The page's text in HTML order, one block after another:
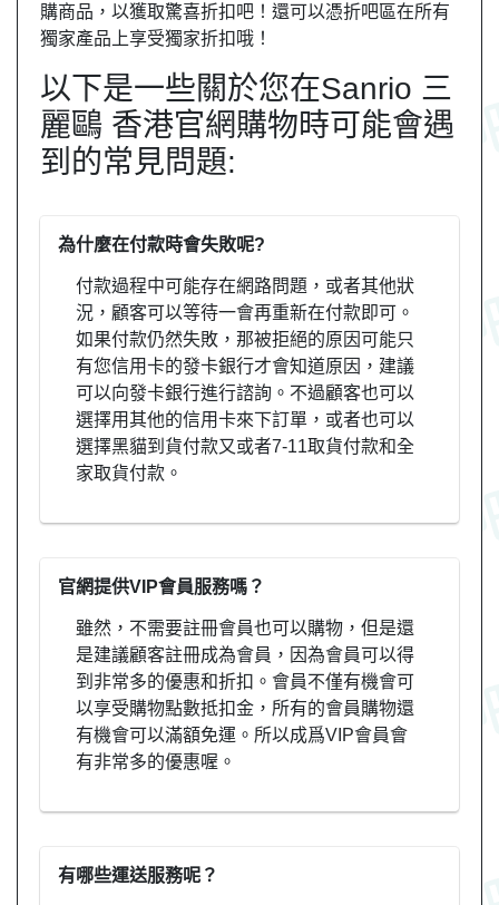
購商品，以獲取驚喜折扣吧！還可以憑折吧區在所有
獨家產品上享受獨家折扣哦！
以下是一些關於您在Sanrio 三
麗鷗 香港官網購物時可能會遇
到的常見問題:
為什麼在付款時會失敗呢?
付款過程中可能存在網路問題，或者其他狀
況，顧客可以等待一會再重新在付款即可。
如果付款仍然失敗，那被拒絕的原因可能只
有您信用卡的發卡銀行才會知道原因，建議
可以向發卡銀行進行諮詢。不過顧客也可以
選擇用其他的信用卡來下訂單，或者也可以
選擇黑貓到貨付款又或者7-11取貨付款和全
家取貨付款。
官網提供VIP會員服務嗎？
雖然，不需要註冊會員也可以購物，但是還
是建議顧客註冊成為會員，因為會員可以得
到非常多的優惠和折扣。會員不僅有機會可
以享受購物點數抵扣金，所有的會員購物還
有機會可以滿額免運。所以成爲VIP會員會
有非常多的優惠喔。
有哪些運送服務呢？